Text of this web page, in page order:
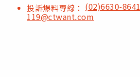
投訴爆料專線： (02)6630-8641
119@ctwant.com